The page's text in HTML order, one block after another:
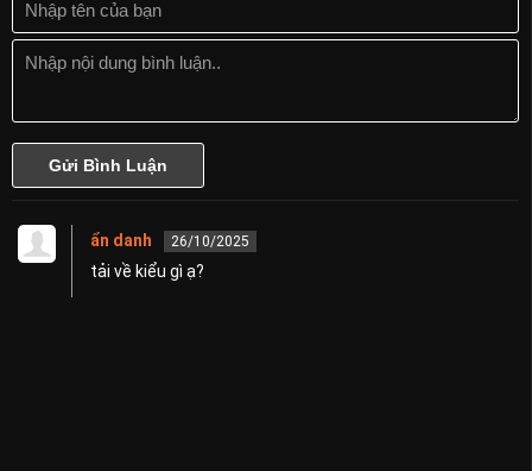
ẩn danh 26/10/2025
tải về kiểu gì ạ?